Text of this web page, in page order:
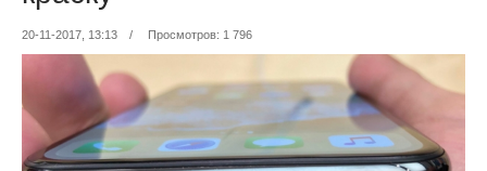
20-11-2017, 13:13 / Просмотров: 1 796